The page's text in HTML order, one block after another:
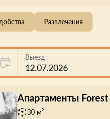
Развлечения
Выезд
12.07.2026
Апартаменты Forest
30 м²